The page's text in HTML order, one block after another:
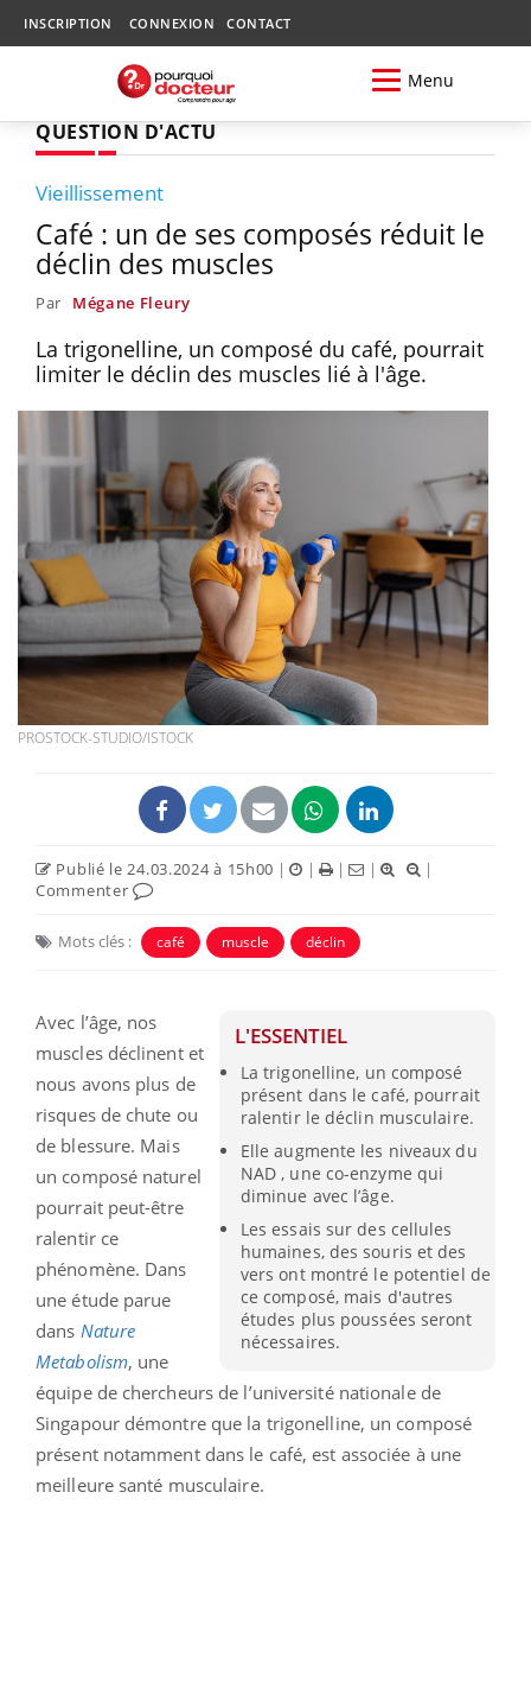
INSCRIPTION CONNEXION CONTACT
Menu
QUESTION D'ACTU
Vieillissement
Café : un de ses composés réduit le
déclin des muscles
Par Mégane Fleury
La trigonelline, un composé du café, pourrait
limiter le déclin des muscles lié à l'âge.
PROSTOCK-STUDIO/ISTOCK
Publié le 24.03.2024 à 15h00 | | | |
|
Commenter
Mots clés : café muscle déclin
L'ESSENTIEL
La trigonelline, un composé
présent dans le café, pourrait
ralentir le déclin musculaire.
Elle augmente les niveaux du
NAD , une co-enzyme qui
diminue avec l’âge.
Les essais sur des cellules
humaines, des souris et des
vers ont montré le potentiel de
ce composé, mais d'autres
études plus poussées seront
nécessaires.
Avec l’âge, nos
muscles déclinent et
nous avons plus de
risques de chute ou
de blessure. Mais
un composé naturel
pourrait peut-être
ralentir ce
phénomène. Dans
une étude parue
dans Nature
Metabolism, une
équipe de chercheurs de l’université nationale de
Singapour démontre que la trigonelline, un composé
présent notamment dans le café, est associée à une
meilleure santé musculaire.